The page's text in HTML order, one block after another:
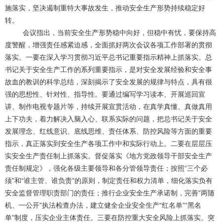
施落实，坚决遏制重特大事故发生，推动安全生产形势持续稳定好
转。
会议指出，当前安全生产形势稳中向好，但稳中有忧，要保持高
度警醒，增强责任感紧迫感，全面抓好两次会议各项工作部署的贯彻
落实。一要在深入学习贯彻习近平总书记重要指示精神上抓落实。总
书记关于安全生产工作的系列重要指示，是对安全发展经验和安全事
故血的教训的科学总结，深刻揭示了安全发展的规律与特点，具有很
强的思想性、针对性、指导性。要通过编写学习读本、开展巡回宣
讲、制作电视专题片等，持续开展宣贯活动，在真学真懂、真做真用
上下功夫，着力解决入脑入心、联系实际的问题，把总书记关于安全
发展理念、红线意识、底线思维、责任体系、防控风险等方面的重要
指示，真正落实到安全生产各项工作中和实际行动上。二要在层层压
实安全生产责任制上抓落实。督促落实《地方党政领导干部安全生产
责任制规定》，强化各级主要领导和各分管领导责任；按照“三个必
须”和“谁主管、谁负责”的原则，制定责任和权力清单，细化落实负有
安全监督管理职责部门的责任；推行企业安全生产承诺制，完善“两随
机、一公开”执法检查办法，建立健全企业安全生产“红名单”“黑名
单”制度，压实企业主体责任。三要在防控重大安全风险上抓落实。突